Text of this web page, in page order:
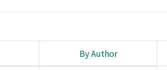
By Author